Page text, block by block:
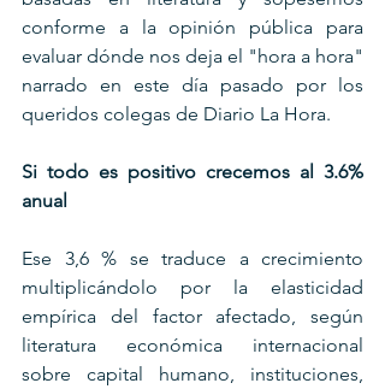
conforme a la opinión pública para
evaluar dónde nos deja el "hora a hora"
narrado en este día pasado por los
queridos colegas de Diario La Hora.
Si todo es positivo crecemos al 3.6%
anual
Ese 3,6 % se traduce a crecimiento
multiplicándolo por la elasticidad
empírica del factor afectado, según
literatura económica internacional
sobre capital humano, instituciones,